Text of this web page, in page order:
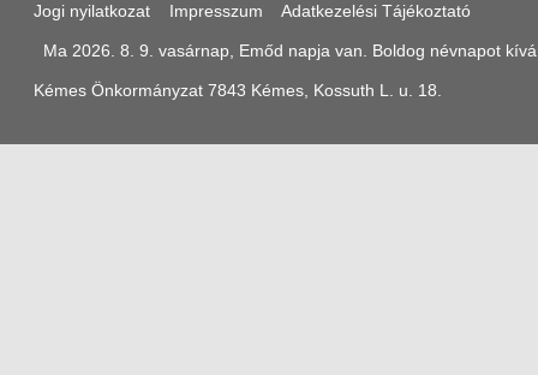
Jogi nyilatkozat Impresszum Adatkezelési Tájékoztató
Ma 2026. 8. 9. vasárnap, Emőd napja van. Boldog névnapot
Kémes Önkormányzat 7843 Kémes, Kossuth L. u. 18.